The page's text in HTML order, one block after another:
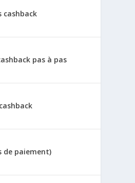
cashback
pas à pas
de paiement)